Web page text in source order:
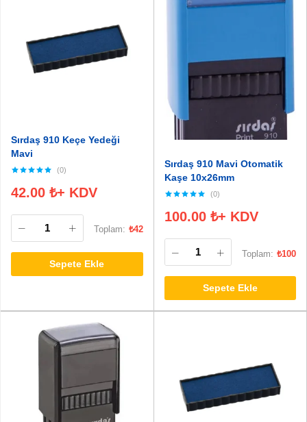
Sırdaş 910 Keçe Yedeği
Mavi
(0)
42.00 ₺+ KDV
Toplam: ₺42
Sepete Ekle
Sırdaş 910 Mavi Otomatik
Kaşe 10x26mm
(0)
100.00 ₺+ KDV
Toplam: ₺100
Sepete Ekle